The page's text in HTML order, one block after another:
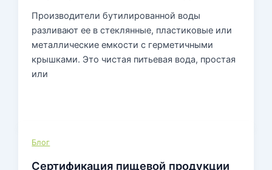
Производители бутилированной воды
разливают ее в стеклянные, пластиковые или
металлические емкости с герметичными
крышками. Это чистая питьевая вода, простая
или
Блог
Сертификация пищевой продукции